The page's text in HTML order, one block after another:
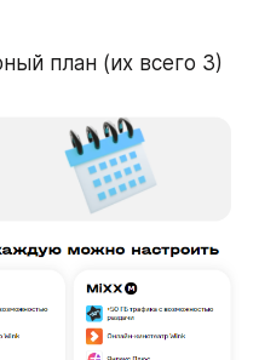
план (их всего 3)